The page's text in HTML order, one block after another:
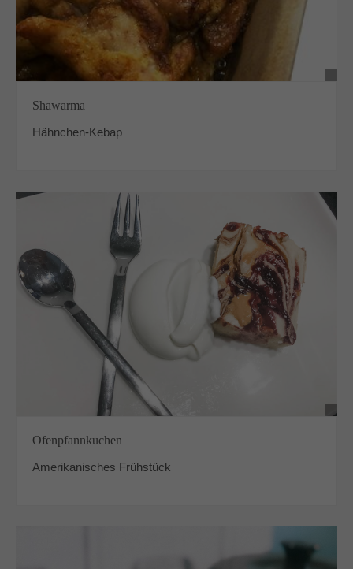
Shawarma
Hähnchen-Kebap
Ofenpfannkuchen
Amerikanisches Frühstück